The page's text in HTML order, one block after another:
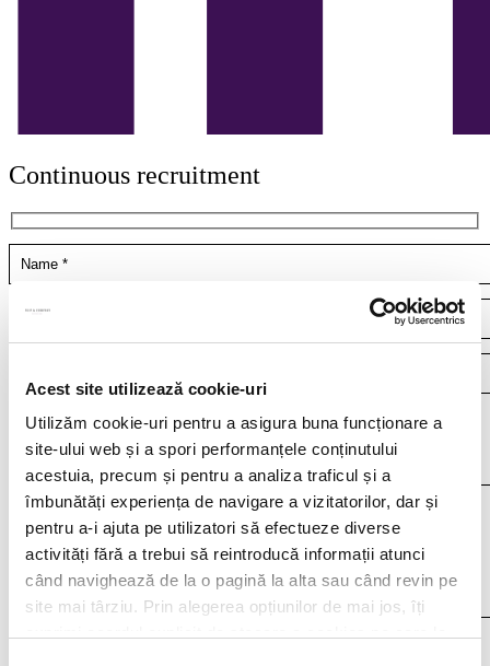
Acest site utilizează cookie-uri
Utilizăm cookie-uri pentru a asigura buna funcționare a
site-ului web și a spori performanțele conținutului
acestuia, precum și pentru a analiza traficul și a
îmbunătăți experiența de navigare a vizitatorilor, dar și
pentru a-i ajuta pe utilizatori să efectueze diverse
activități fără a trebui să reintroducă informații atunci
când navighează de la o pagină la alta sau când revin pe
site mai târziu. Prin alegerea opțiunilor de mai jos, îți
Continuous recruitment
Your resume*
doc,docx,pdf,odc file types with 4mb maximum size